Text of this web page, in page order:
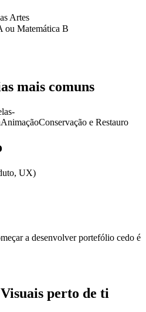
Artes
ou Matemática B
mais comuns
AnimaçãoConservação e Restauro
UX)
a desenvolver portefólio cedo é
perto de ti